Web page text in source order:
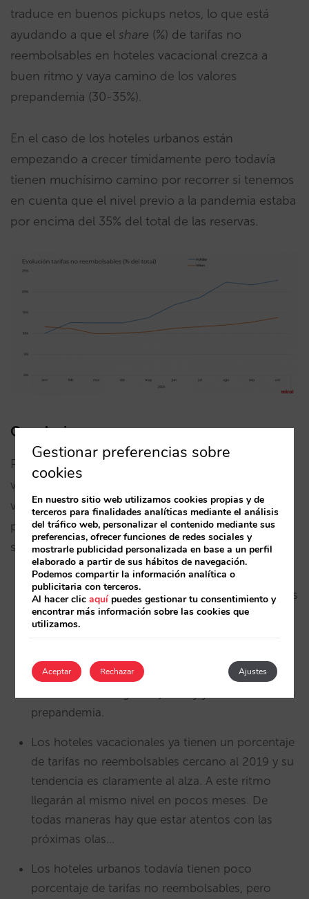
traduce en buenos pickups netos, lo que está
ayudando a que el share (%) de tarifas no
reembolsables en hoteles vacacional crezca a
buen ritmo y vaya camino de los valores
prepandemia (30-35%).
En el caso de los hoteles urbanos están
empezando a crecer tímidamente pero todavía
tienen muchísimo camino por recorrer si tenemos
en cuenta que el nivel previo a la pandemia estaba
por encima del 35% del total de las reservas.
Conclusiones
Posiblemente seguiremos al son del covid, sus
variantes y sus olas (especialmente ahora que
viene el invierno y aumentan los contagios) pero
parece que las tendencias de medio/largo plazo
son claras:
La demanda está aumentando, camino de niveles
previos.
más, pero arranca.
La cancelación sigue bajando y ya está en niveles
prepandemia.
Los hoteles vacacionales ya tienen un porcentaje
de tarifas no reembolsables cercano al 2019 y su
tendencia es claramente al alza. A este ritmo
llegarán al mismo nivel en pocos meses. De
todas maneras hay que estar atentos con las
próximas olas…
Los hoteles urbanos todavía tienen poco
porcentaje de tarifas no reembolsables, pero
Gestionar preferencias sobre
cookies
En nuestro sitio web utilizamos cookies propias y de
terceros para finalidades analíticas mediante el análisis
del tráfico web, personalizar el contenido mediante sus
preferencias, ofrecer funciones de redes sociales y
mostrarle publicidad personalizada en base a un perfil
elaborado a partir de sus hábitos de navegación.
Podemos compartir la información analítica o
publicitaria con terceros.
Al hacer clicaquípuedes gestionar tu consentimiento y
encontrar más información sobre las cookies que
utilizamos.
Aceptar Ajustes
Rechazar